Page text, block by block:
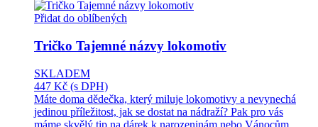
Přidat do oblíbených
Tričko Tajemné názvy lokomotiv
SKLADEM
447 Kč (s DPH)
Máte doma dědečka, který miluje lokomotivy a nevynechá
jedinou příležitost, jak se dostat na nádraží? Pak pro vás
máme skvělý tip na dárek k narozeninám nebo Vánocům.